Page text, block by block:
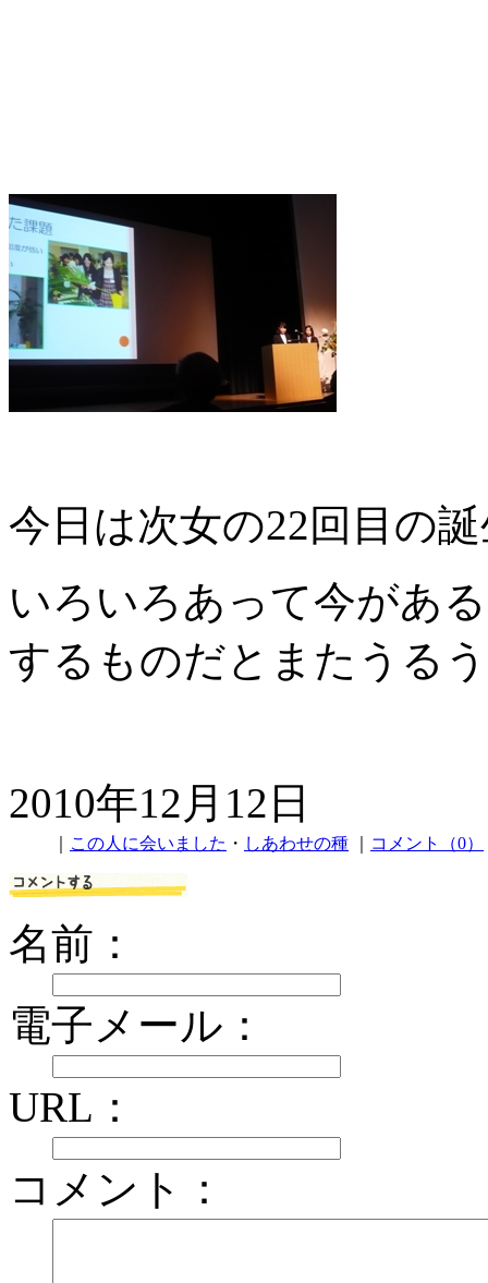
今日は次女の22回目の
いろいろあって今があ
するものだとまたうる
2010年12月12日
この人に会いました ・ しあわせの種 コメント（0）
名前：
電子メール：
URL：
コメント：